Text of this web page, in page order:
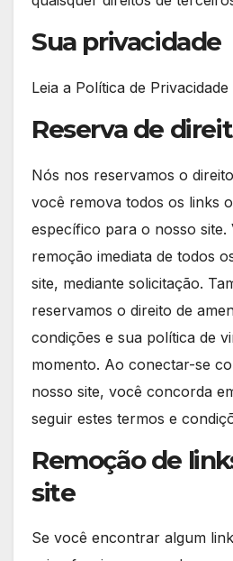
Sua privacidade
Leia a Política de Privacidade
Reserva de
Nós nos reservamos o
você remova todos os links
específico para o nosso site.
remoção imediata de todos
site, mediante solicitação.
reservamos o direito de
condições e sua política de
momento. Ao conectar-se
nosso site, você concorda
seguir estes termos e
Remoção de
site
Se você encontrar algum